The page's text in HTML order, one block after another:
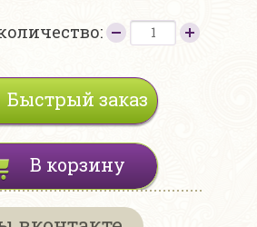
Быстрый заказ
В корзину